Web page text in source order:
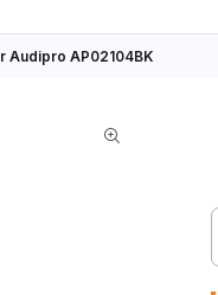
Audipro AP02104BK